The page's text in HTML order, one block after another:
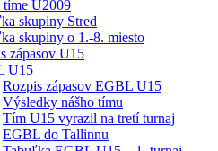
U2009
skupiny Stred
skupiny o 1.-8. miesto
zápasov U15
U15
Rozpis zápasov EGBL U15
Výsledky nášho tímu
Tím U15 vyrazil na tretí turnaj
EGBL do Tallinnu